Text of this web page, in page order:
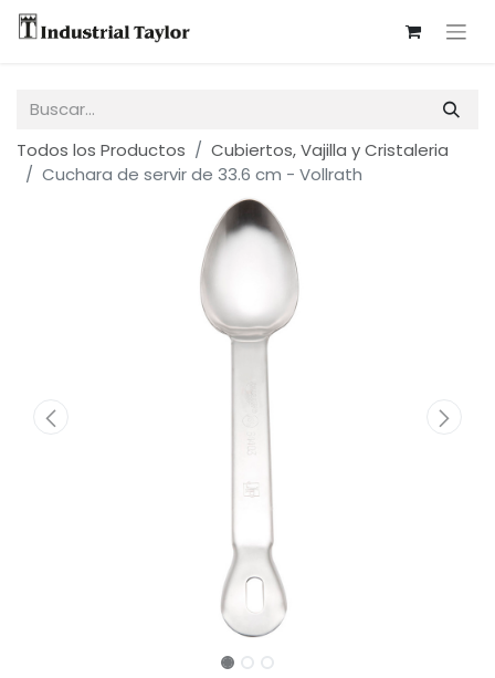
Todos los Productos
Cubiertos, Vajilla y Cristaleria
Cuchara de servir de 33.6 cm - Vollrath